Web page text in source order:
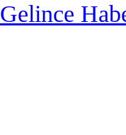
Gelince